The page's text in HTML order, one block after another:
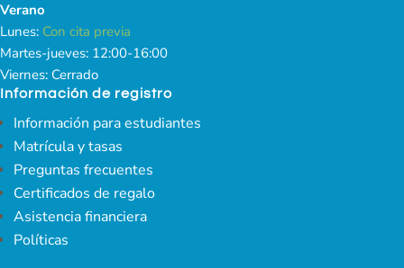
Verano
Lunes: Con cita previa
Martes-jueves: 12:00-16:00
Viernes: Cerrado
Información de registro
Información para estudiantes
Matrícula y tasas
Preguntas frecuentes
Certificados de regalo
Asistencia financiera
Políticas